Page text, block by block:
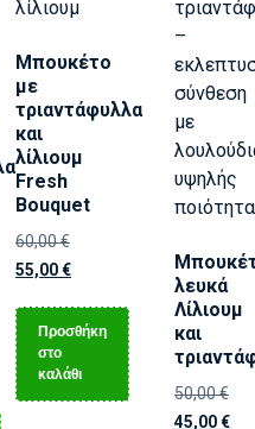
Μπουκέτο
με
τριαντάφυλλα
και
λίλιουμ
Fresh
Bouquet
60,00€
55,00€
Προσθήκη
στο
καλάθι
λευκά
Λίλιουμ
και
50,00€
45,00€